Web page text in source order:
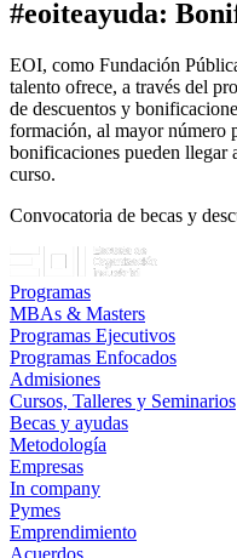
#eoiteayuda:
EOI, como Fundación
talento ofrece, a través del
de descuentos y
formación, al mayor número
bonificaciones pueden llegar
curso.
Convocatoria de becas y
Programas
MBAs & Masters
Programas Ejecutivos
Programas Enfocados
Admisiones
Cursos, Talleres y Seminarios
Becas y ayudas
Metodología
Empresas
In company
Pymes
Emprendimiento
Acuerdos